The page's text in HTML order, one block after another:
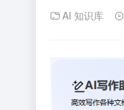
AI 知识库